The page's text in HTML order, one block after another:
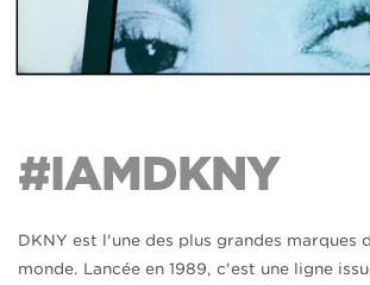
#IAMDKNY
DKNY est l'une des plus grandes marques
monde. Lancée en 1989, c'est une ligne